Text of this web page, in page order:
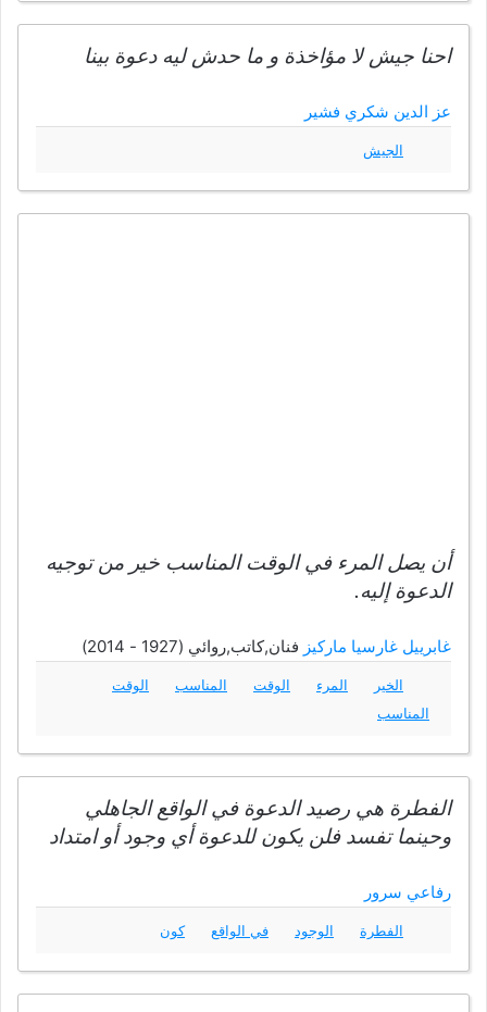
احنا جيش لا مؤاخذة و ما حدش ليه دعوة بينا
عز الدين شكري فشير
الجيش
أن يصل المرء في الوقت المناسب خير من توجيه
الدعوة إليه.
غابرييل غارسيا ماركيز فنان,كاتب,روائي (1927 - 2014)
الخير المرء الوقت المناسب
الوقت
المناسب
الفطرة هي رصيد الدعوة في الواقع الجاهلي
وحينما تفسد فلن يكون للدعوة أي وجود أو امتداد
رفاعي سرور
الفطرة الوجود في الواقع كون